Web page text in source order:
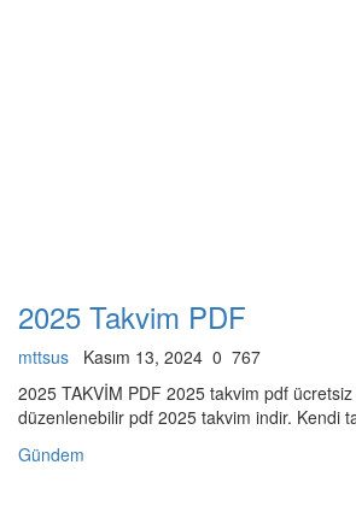
2025 Takvim PDF
mttsus Kasım 13, 2024 0 767
2025 TAKVİM PDF 2025 takvim pdf
düzenlenebilir pdf 2025 takvim indir. Kendi
Gündem